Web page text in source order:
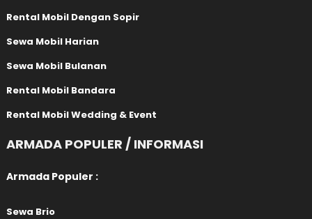
Rental Mobil Dengan Sopir
Sewa Mobil Harian
Sewa Mobil Bulanan
Rental Mobil Bandara
Rental Mobil Wedding & Event
ARMADA POPULER / INFORMASI
Armada Populer :
Sewa Brio